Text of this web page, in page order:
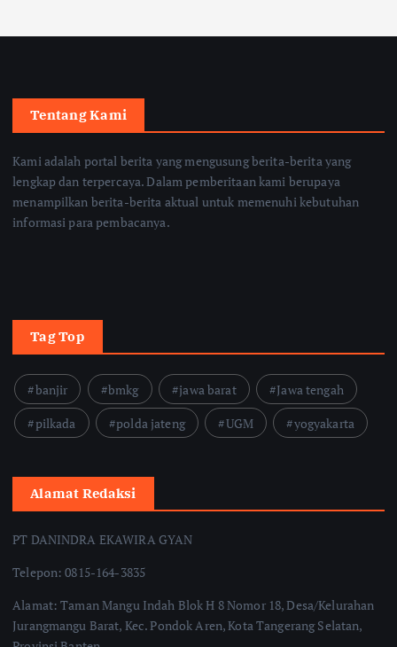
Tentang Kami
Kami adalah portal berita yang mengusung berita-berita yang
lengkap dan terpercaya. Dalam pemberitaan kami berupaya
menampilkan berita-berita aktual untuk memenuhi kebutuhan
informasi para pembacanya.
Tag Top
banjir bmkg jawa barat
Jawa tengah
pilkada
polda jateng UGM yogyakarta
Alamat Redaksi
PT DANINDRA EKAWIRA GYAN
Telepon: 0815-164-3835
Alamat: Taman Mangu Indah Blok H 8 Nomor 18, Desa/Kelurahan
Jurangmangu Barat, Kec. Pondok Aren, Kota Tangerang Selatan,